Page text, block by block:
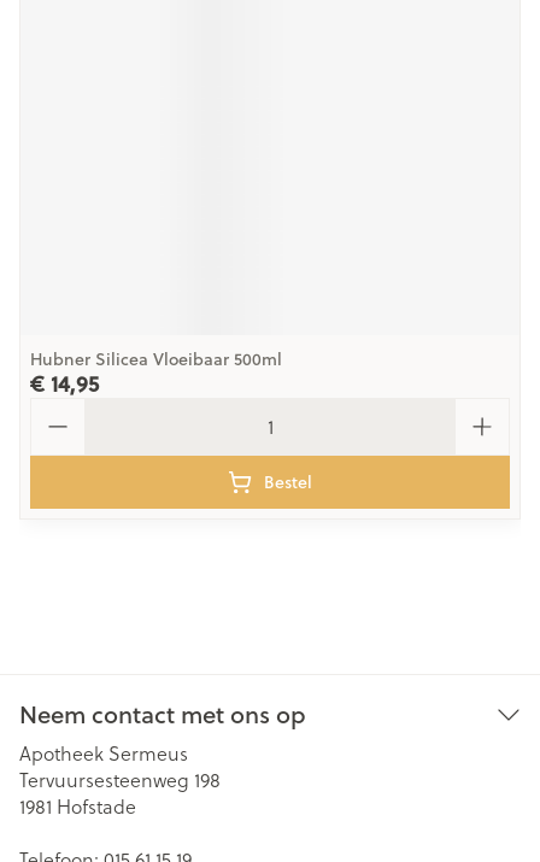
Hubner Silicea Vloeibaar 500ml
€ 14,95
Bestel
Neem contact met ons op
Apotheek Sermeus
Tervuursesteenweg 198
1981 Hofstade